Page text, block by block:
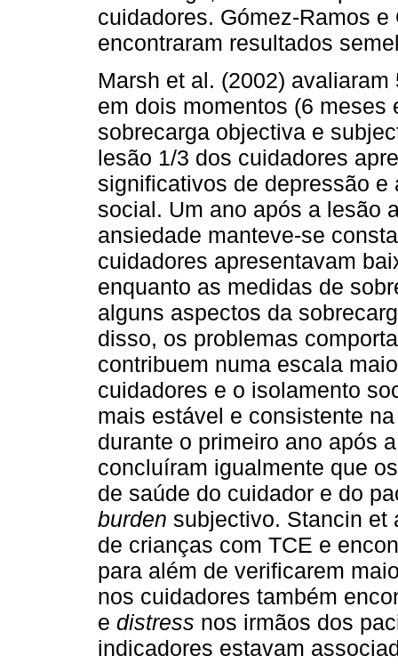
cuidadores. Gómez-Ramos
encontraram resultados
Marsh et al. (2002)
em dois momentos (6 meses
sobrecarga objectiva e
lesão 1/3 dos cuidadores
significativos de depressão
social. Um ano após a lesão
ansiedade manteve-se
cuidadores apresentavam
enquanto as medidas de
alguns aspectos da
disso, os problemas
contribuem numa escala
cuidadores e o isolamento
mais estável e consistente
durante o primeiro ano após
concluíram igualmente que
de saúde do cuidador e do
burden subjectivo. Stancin et
de crianças com TCE e
para além de verificarem
nos cuidadores também
e distress nos irmãos dos
indicadores estavam